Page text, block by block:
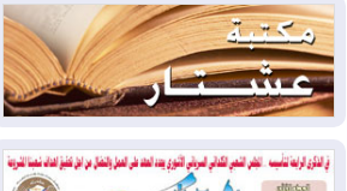
2026-08-03رئيس إقليم كوردستان في
دمشق في زيارة رسمية
2026-08-03العراق يؤكد مجدداً التزامه
بمنع الهجمات على الدول المجاورة